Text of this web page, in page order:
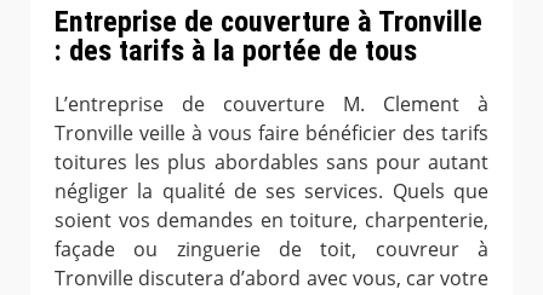
Entreprise de couverture à Tronville
: des tarifs à la portée de tous
L’entreprise de couverture M. Clement à
Tronville veille à vous faire bénéficier des tarifs
toitures les plus abordables sans pour autant
négliger la qualité de ses services. Quels que
soient vos demandes en toiture, charpenterie,
façade ou zinguerie de toit, couvreur à
Tronville discutera d’abord avec vous, car votre